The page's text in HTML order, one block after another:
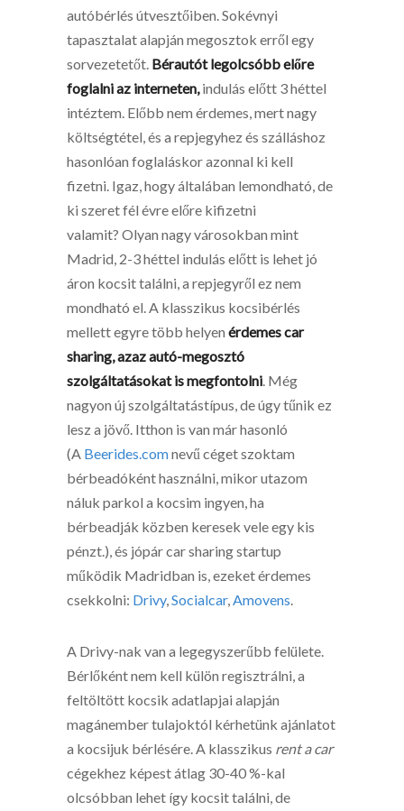
autóbérlés útvesztőiben. Sokévnyi
tapasztalat alapján megosztok erről egy
sorvezetetőt. Bérautót legolcsóbb előre
foglalni az interneten,indulás előtt 3 héttel
intéztem. Előbb nem érdemes, mert nagy
költségtétel, és a repjegyhez és szálláshoz
hasonlóan foglaláskor azonnal ki kell
fizetni. Igaz, hogy általában lemondható, de
ki szeret fél évre előre kifizetni
valamit? Olyan nagy városokban mint
Madrid, 2-3 héttel indulás előtt is lehet jó
áron kocsit találni, a repjegyről ez nem
mondható el. A klasszikus kocsibérlés
mellett egyre több helyen érdemes car
sharing, azaz autó-megosztó
szolgáltatásokat is megfontolni. Még
nagyon új szolgáltatástípus, de úgy tűnik ez
lesz a jövő. Itthon is van már hasonló
(A Beerides.comnevű céget szoktam
bérbeadóként használni, mikor utazom
náluk parkol a kocsim ingyen, ha
bérbeadják közben keresek vele egy kis
pénzt.), és jópár car sharing startup
működik Madridban is, ezeket érdemes
csekkolni: Drivy,Socialcar,Amovens.
A Drivy-nak van a legegyszerűbb felülete.
Bérlőként nem kell külön regisztrálni, a
feltöltött kocsik adatlapjai alapján
magánember tulajoktól kérhetünk ajánlatot
a kocsijuk bérlésére. A klasszikus rent a car
cégekhez képest átlag 30-40 %-kal
olcsóbban lehet így kocsit találni, de